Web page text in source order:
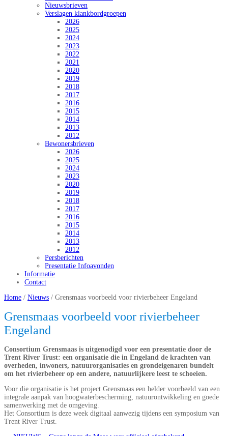
Nieuwsbrieven
Verslagen klankbordgroepen
2026
2025
2024
2023
2022
2021
2020
2019
2018
2017
2016
2015
2014
2013
2012
Bewonersbrieven
2026
2025
2024
2023
2020
2019
2018
2017
2016
2015
2014
2013
2012
Persberichten
Presentatie Infoavonden
Informatie
Contact
Home / Nieuws / Grensmaas voorbeeld voor rivierbeheer Engeland
Grensmaas voorbeeld voor rivierbeheer
Engeland
Consortium Grensmaas is uitgenodigd voor een presentatie door de
Trent River Trust: een organisatie die in Engeland de krachten van
overheden, inwoners, natuurorganisaties en grondeigenaren bundelt
om het rivierbeheer op een andere, natuurlijkere leest te schoeien.
Voor die organisatie is het project Grensmaas een helder voorbeeld van een
integrale aanpak van hoogwaterbescherming, natuurontwikkeling en goede
samenwerking met de omgeving.
Het Consortium is deze week digitaal aanwezig tijdens een symposium van
Trent River Trust.